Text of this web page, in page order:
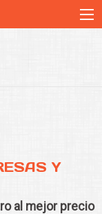
Y
al mejor precio